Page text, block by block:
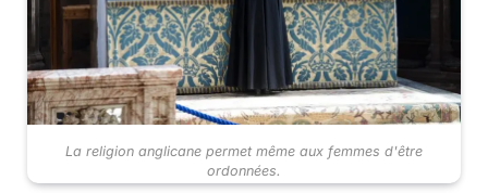
La religion anglicane permet même aux femmes d'être
ordonnées.